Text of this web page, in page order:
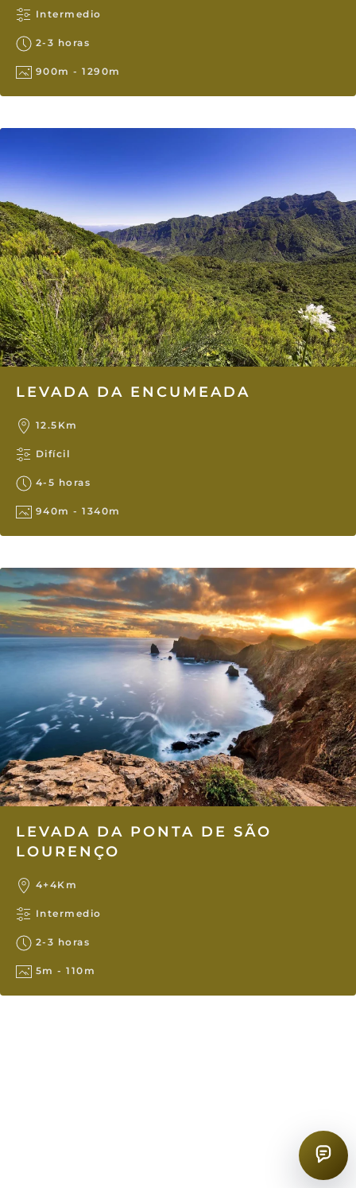
Intermedio
2-3 horas
900m - 1290m
LEVADA DA ENCUMEADA
12.5Km
Difícil
4-5 horas
940m - 1340m
LEVADA DA PONTA DE SÃO
LOURENÇO
4+4Km
Intermedio
2-3 horas
5m - 110m